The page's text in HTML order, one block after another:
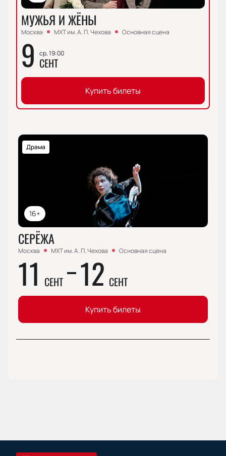
МУЖЬЯ И ЖЁНЫ
Москва МХТ им. А. П. Чехова Основная сцена
9 ср, 19:00
СЕНТ
Купить билеты
16+
Драма
СЕРЁЖА
Москва МХТ им. А. П. Чехова Основная сцена
11 СЕНТ 12 СЕНТ
Купить билеты